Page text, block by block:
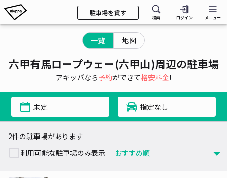
駐車場を貸す
検索 ログイン メニュー
一覧 地図
六甲有馬ロープウェー(六甲山)周辺の駐車場
アキッパなら予約ができて格安料金!
未定 指定なし
2件の駐車場があります
利用可能な駐車場のみ表示